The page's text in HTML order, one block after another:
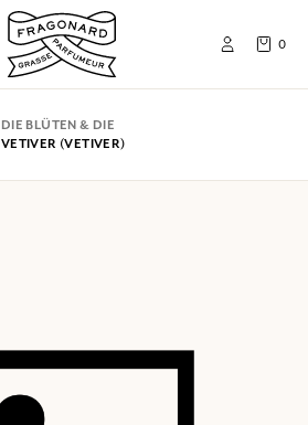
0
DIE BLÜTEN & DIE
VETIVER (VETIVER)